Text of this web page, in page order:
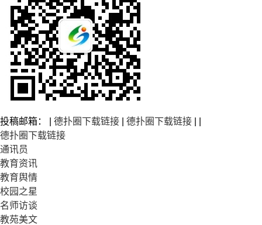
投稿邮箱： | 德扑圈下载链接 德扑圈下载链接
德扑圈下载链接
通讯员
教育资讯
教育舆情
校园之星
名师访谈
教苑美文